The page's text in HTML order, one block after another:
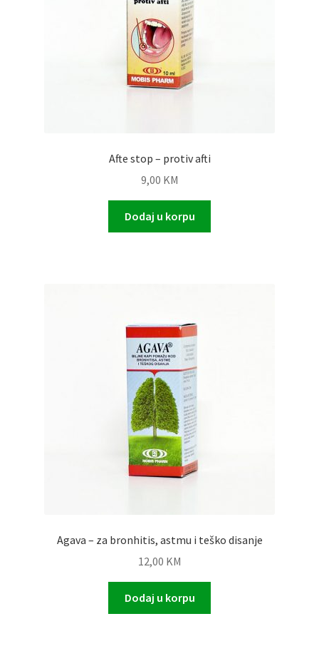
Afte stop – protiv afti
9,00 KM
Dodaj u korpu
Agava – za bronhitis, astmu i teško disanje
12,00 KM
Dodaj u korpu